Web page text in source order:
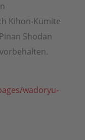
Kihon-Kumite
Shodan
wadoryu-